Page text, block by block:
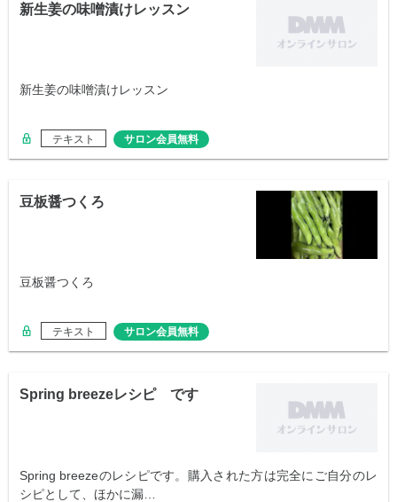
新生姜の味噌漬けレッスン
新生姜の味噌漬けレッスン
テキスト サロン会員無料
豆板醤つくろ
豆板醤つくろ
テキスト サロン会員無料
Spring breezeレシピ です
Spring breezeのレシピです。購入された方は完全にご自分のレ
シピとして、ほかに漏…